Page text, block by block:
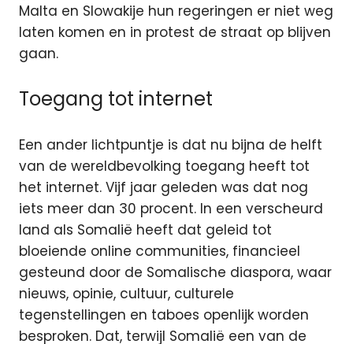
Malta en Slowakije hun regeringen er niet weg
laten komen en in protest de straat op blijven
gaan.
Toegang tot internet
Een ander lichtpuntje is dat nu bijna de helft
van de wereldbevolking toegang heeft tot
het internet. Vijf jaar geleden was dat nog
iets meer dan 30 procent. In een verscheurd
land als Somalië heeft dat geleid tot
bloeiende online communities, financieel
gesteund door de Somalische diaspora, waar
nieuws, opinie, cultuur, culturele
tegenstellingen en taboes openlijk worden
besproken. Dat, terwijl Somalië een van de